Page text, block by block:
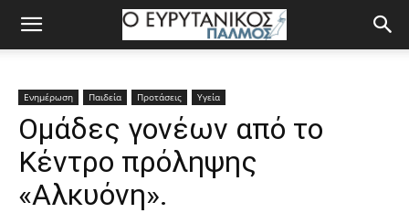
Ενημέρωση Παιδεία Προτάσεις Υγεία
Ομάδες γονέων από το
Κέντρο πρόληψης
«Αλκυόνη».